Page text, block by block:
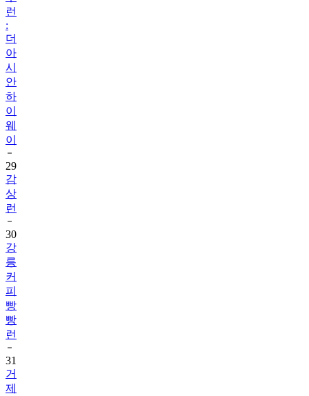
런
:
더
아
시
안
하
이
웨
이
29
감
상
런
30
강
릉
커
피
빵
빵
런
31
거
제